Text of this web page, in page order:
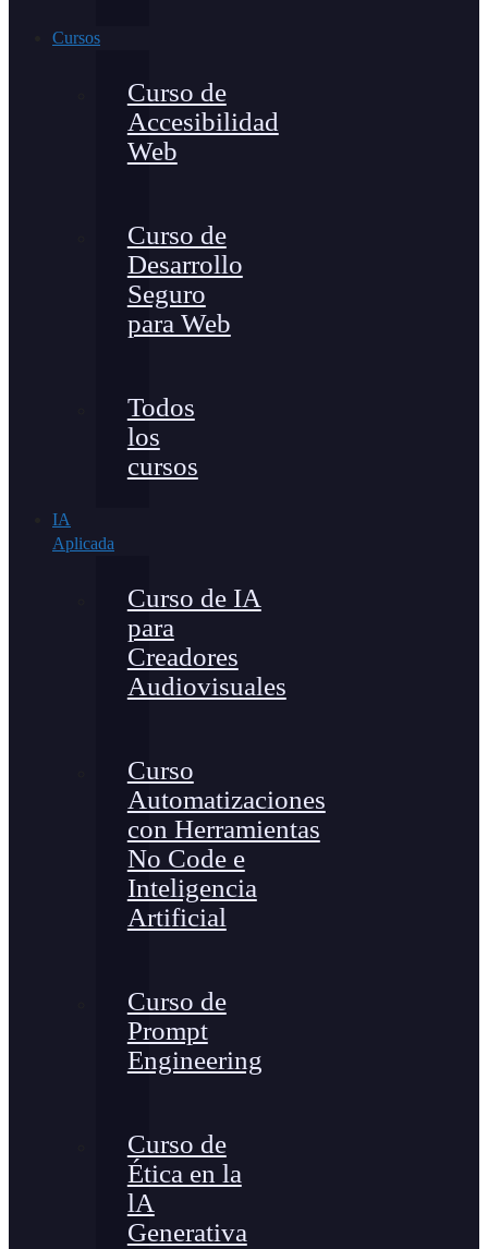
Cursos
Curso de
Accesibilidad
Web
Curso de
Desarrollo
Seguro
para Web
Todos
los
cursos
IA
Aplicada
Curso de IA
para
Creadores
Audiovisuales
Curso
Automatizaciones
con Herramientas
No Code e
Inteligencia
Artificial
Curso de
Prompt
Engineering
Curso de
Ética en la
lA
Generativa